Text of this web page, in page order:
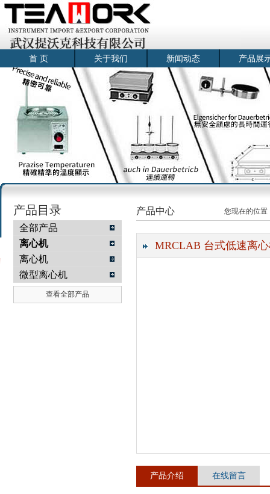
武汉提沃克科技有限公司
首 页 关于我们 新闻动态 产品展
产品目录
全部产品
离心机
离心机
微型离心机
查看全部产品
产品中心 您现在的位置
MRCLAB 台式低速离
产品介绍 在线留言